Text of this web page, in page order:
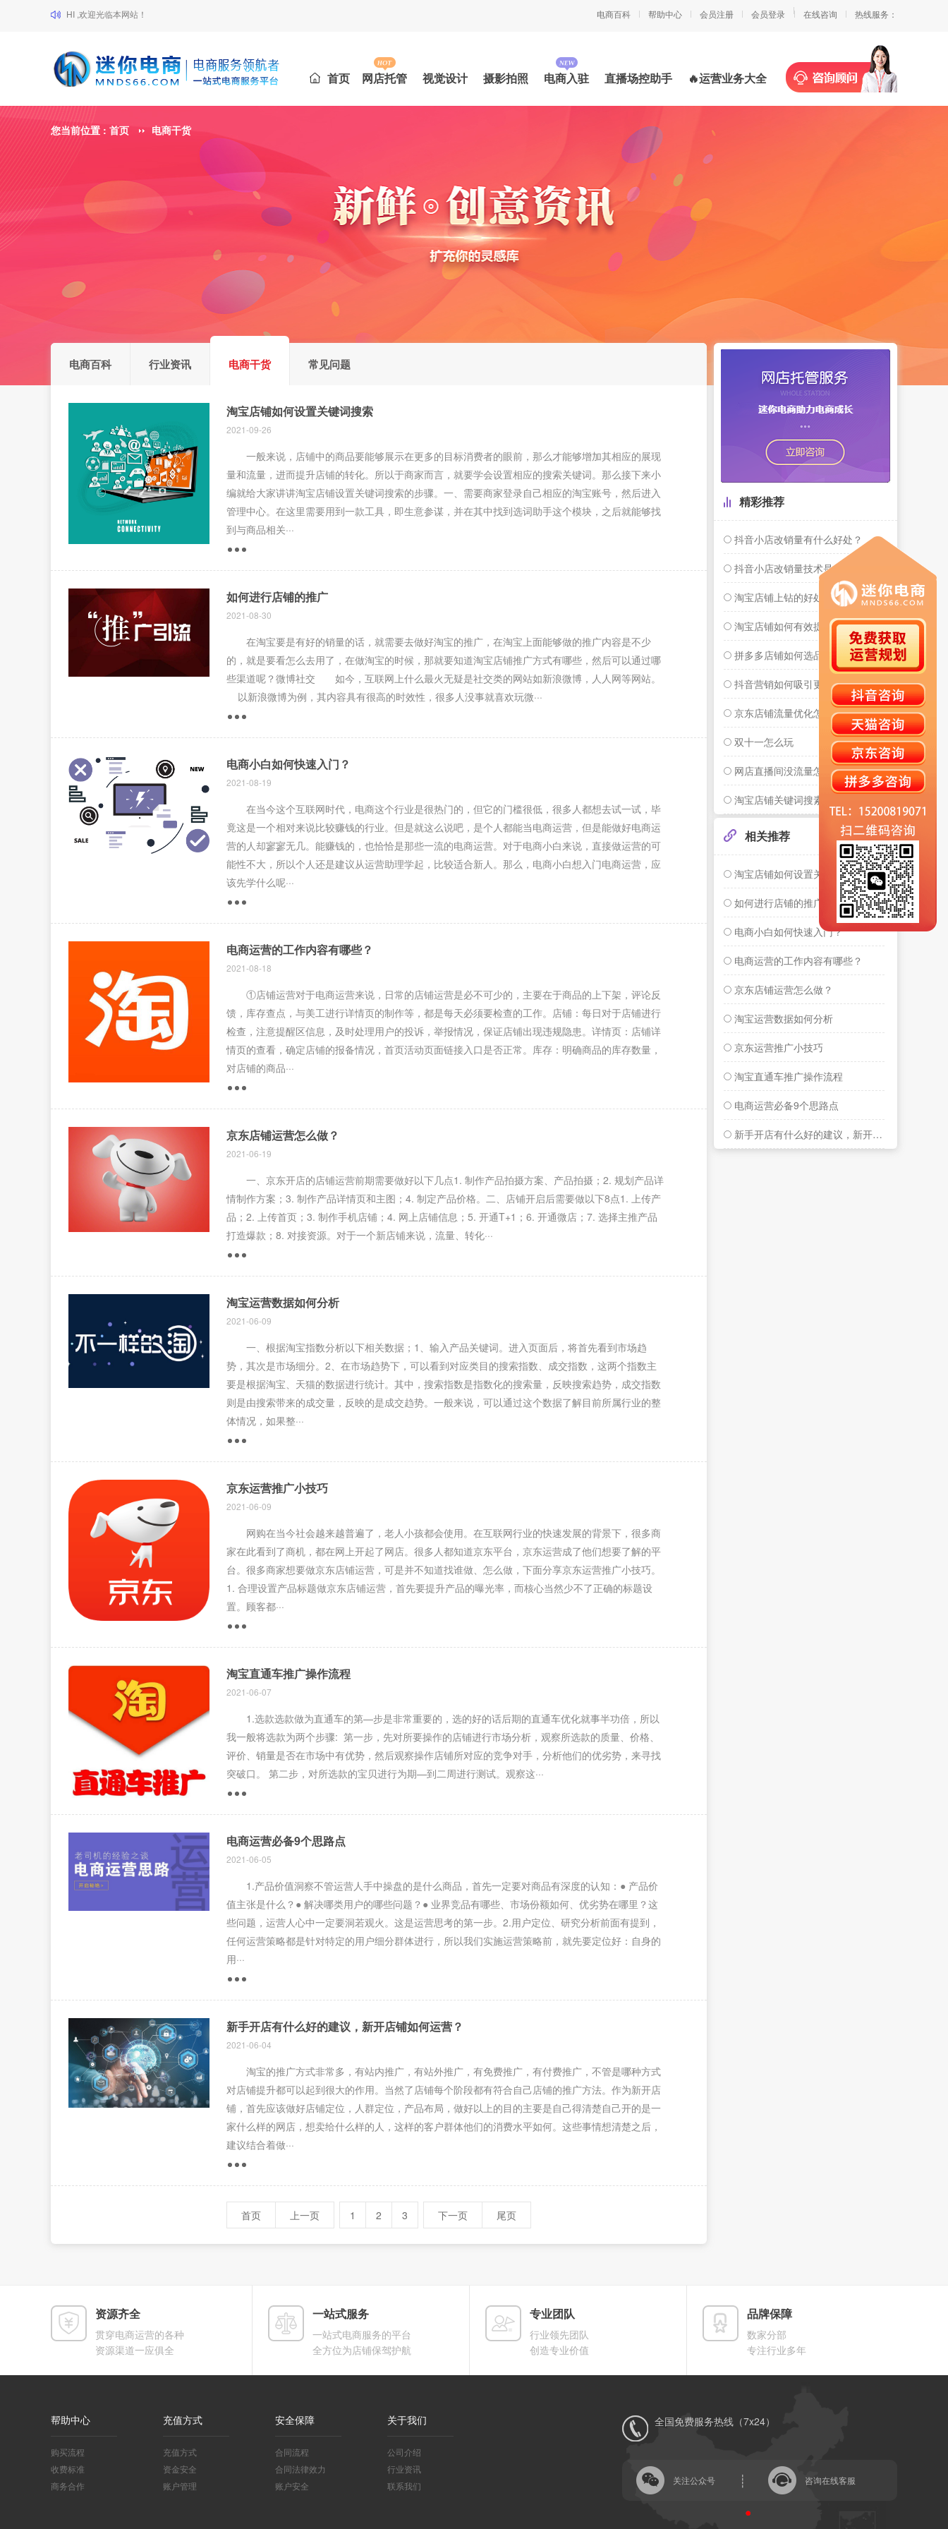
HI ,欢迎光临本网站！ 电商百科 帮助中心 会员注册 会员登录 在线咨询 热线服务：
首页 网店托管 视觉设计 摄影拍照 电商入驻 直播场控助手 🔥运营业务大全
您当前位置 : 首页 电商干货
电商百科 行业资讯 电商干货 常见问题
淘宝店铺如何设置关键词搜索
2021-09-26
一般来说，店铺中的商品要能够展示在更多的目标消费者的眼前，那么才能够增加其相应的展现
量和流量，进而提升店铺的转化。所以于商家而言，就要学会设置相应的搜索关键词。那么接下来小
编就给大家讲讲淘宝店铺设置关键词搜索的步骤。一、需要商家登录自己相应的淘宝账号，然后进入
管理中心。在这里需要用到一款工具，即生意参谋，并在其中找到选词助手这个模块，之后就能够找
到与商品相关···
如何进行店铺的推广
2021-08-30
在淘宝要是有好的销量的话，就需要去做好淘宝的推广，在淘宝上面能够做的推广内容是不少
的，就是要看怎么去用了，在做淘宝的时候，那就要知道淘宝店铺推广方式有哪些，然后可以通过哪
些渠道呢？微博社交 如今，互联网上什么最火无疑是社交类的网站如新浪微博，人人网等网站。
以新浪微博为例，其内容具有很高的时效性，很多人没事就喜欢玩微···
电商小白如何快速入门？
2021-08-19
在当今这个互联网时代，电商这个行业是很热门的，但它的门槛很低，很多人都想去试一试，毕
竟这是一个相对来说比较赚钱的行业。但是就这么说吧，是个人都能当电商运营，但是能做好电商运
营的人却寥寥无几。能赚钱的，也恰恰是那些一流的电商运营。对于电商小白来说，直接做运营的可
能性不大，所以个人还是建议从运营助理学起，比较适合新人。那么，电商小白想入门电商运营，应
该先学什么呢···
电商运营的工作内容有哪些？
2021-08-18
①店铺运营对于电商运营来说，日常的店铺运营是必不可少的，主要在于商品的上下架，评论反
馈，库存查点，与美工进行详情页的制作等，都是每天必须要检查的工作。店铺：每日对于店铺进行
检查，注意提醒区信息，及时处理用户的投诉，举报情况，保证店铺出现违规隐患。详情页：店铺详
情页的查看，确定店铺的报备情况，首页活动页面链接入口是否正常。库存：明确商品的库存数量，
对店铺的商品···
京东店铺运营怎么做？
2021-06-19
一、京东开店的店铺运营前期需要做好以下几点1. 制作产品拍摄方案、产品拍摄；2. 规划产品详
情制作方案；3. 制作产品详情页和主图；4. 制定产品价格。二、店铺开启后需要做以下8点1. 上传产
品；2. 上传首页；3. 制作手机店铺；4. 网上店铺信息；5. 开通T+1；6. 开通微店；7. 选择主推产品
打造爆款；8. 对接资源。对于一个新店铺来说，流量、转化···
淘宝运营数据如何分析
2021-06-09
一、根据淘宝指数分析以下相关数据；1、输入产品关键词。进入页面后，将首先看到市场趋
势，其次是市场细分。2、在市场趋势下，可以看到对应类目的搜索指数、成交指数，这两个指数主
要是根据淘宝、天猫的数据进行统计。其中，搜索指数是指数化的搜索量，反映搜索趋势，成交指数
则是由搜索带来的成交量，反映的是成交趋势。一般来说，可以通过这个数据了解目前所属行业的整
体情况，如果整···
京东运营推广小技巧
2021-06-09
网购在当今社会越来越普遍了，老人小孩都会使用。在互联网行业的快速发展的背景下，很多商
家在此看到了商机，都在网上开起了网店。很多人都知道京东平台，京东运营成了他们想要了解的平
台。很多商家想要做京东店铺运营，可是并不知道找谁做、怎么做，下面分享京东运营推广小技巧。
1. 合理设置产品标题做京东店铺运营，首先要提升产品的曝光率，而核心当然少不了正确的标题设
置。顾客都···
淘宝直通车推广操作流程
2021-06-07
1.选款选款做为直通车的第—步是非常重要的，选的好的话后期的直通车优化就事半功倍，所以
我一般将选款为两个步骤: 第一步，先对所要操作的店铺进行市场分析，观察所选款的质量、价格、
评价、销量是否在市场中有优势，然后观察操作店铺所对应的竞争对手，分析他们的优劣势，来寻找
突破口。 第二步，对所选款的宝贝进行为期—到二周进行测试。观察这···
电商运营必备9个思路点
2021-06-05
1.产品价值洞察不管运营人手中操盘的是什么商品，首先一定要对商品有深度的认知：● 产品价
值主张是什么？● 解决哪类用户的哪些问题？● 业界竞品有哪些、市场份额如何、优劣势在哪里？这
些问题，运营人心中一定要洞若观火。这是运营思考的第一步。2.用户定位、研究分析前面有提到，
任何运营策略都是针对特定的用户细分群体进行，所以我们实施运营策略前，就先要定位好：自身的
用···
新手开店有什么好的建议，新开店铺如何运营？
2021-06-04
淘宝的推广方式非常多，有站内推广，有站外推广，有免费推广，有付费推广，不管是哪种方式
对店铺提升都可以起到很大的作用。当然了店铺每个阶段都有符合自己店铺的推广方法。作为新开店
铺，首先应该做好店铺定位，人群定位，产品布局，做好以上的目的主要是自己得清楚自己开的是一
家什么样的网店，想卖给什么样的人，这样的客户群体他们的消费水平如何。这些事情想清楚之后，
建议结合着做···
首页 上一页 1 2 3 下一页 尾页
精彩推荐
抖音小店改销量有什么好处？
抖音小店改销量技术是什么？抖音小店怎么修改销量？
淘宝店铺上钻的好处
淘宝店铺如何有效提升销量
拼多多店铺如何选品
抖音营销如何吸引更多粉丝
京东店铺流量优化怎么做
双十一怎么玩
网店直播间没流量怎么提升
淘宝店铺关键词搜素流量优化
相关推荐
淘宝店铺如何设置关键词搜索
如何进行店铺的推广
电商小白如何快速入门？
电商运营的工作内容有哪些？
京东店铺运营怎么做？
淘宝运营数据如何分析
京东运营推广小技巧
淘宝直通车推广操作流程
电商运营必备9个思路点
新手开店有什么好的建议，新开店铺如何运营？
资源齐全
贯穿电商运营的各种
资源渠道一应俱全
一站式服务
一站式电商服务的平台
全方位为店铺保驾护航
专业团队
行业领先团队
创造专业价值
品牌保障
数家分部
专注行业多年
帮助中心
购买流程
收费标准
商务合作
充值方式
充值方式
资金安全
账户管理
安全保障
合同流程
合同法律效力
账户安全
关于我们
公司介绍
行业资讯
联系我们
全国免费服务热线（7x24）
关注公众号 咨询在线客服